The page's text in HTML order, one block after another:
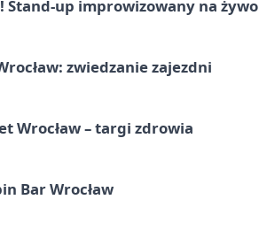
Stand-up improwizowany na żywo
zwiedzanie zajezdni
Wrocław – targi zdrowia
Bar Wrocław